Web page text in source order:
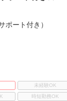
ポート付き）
未経験OK
時短勤務OK